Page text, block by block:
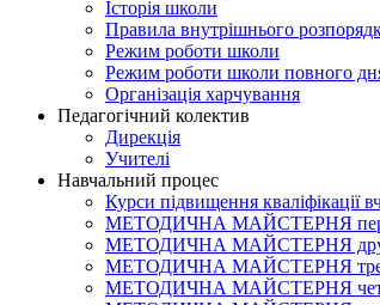
Історія школи
Правила внутрішнього
Режим роботи школи
Режим роботи школи повного
Організація харчування
Педагогічний колектив
Дирекція
Учителі
Навчальний процес
Курси підвищення кваліфікації
МЕТОДИЧНА МАЙСТЕРНЯ
МЕТОДИЧНА МАЙСТЕРНЯ
МЕТОДИЧНА МАЙСТЕРНЯ
МЕТОДИЧНА МАЙСТЕРНЯ